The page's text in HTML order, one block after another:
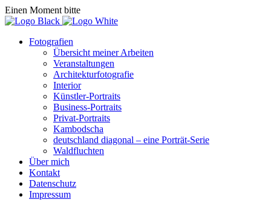
Einen Moment bitte
Fotografien
Übersicht meiner Arbeiten
Veranstaltungen
Architekturfotografie
Interior
Künstler-Portraits
Business-Portraits
Privat-Portraits
Kambodscha
deutschland diagonal – eine Porträt-Serie
Waldfluchten
Über mich
Kontakt
Datenschutz
Impressum